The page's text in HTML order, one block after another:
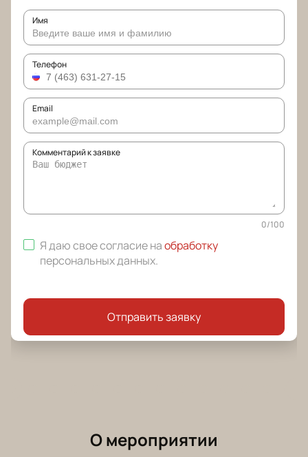
Имя
Телефон
Email
Комментарий к заявке
0/100
Я даю свое согласие наобработку
персональных данных.
Отправить заявку
О мероприятии